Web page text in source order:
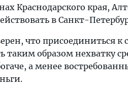
Краснодарского края,
в Санкт-
что присоединиться к
образом нехватку
а менее